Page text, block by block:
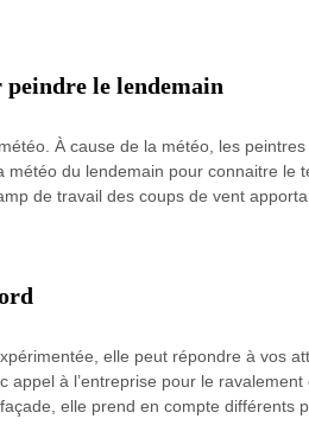
le lendemain
À cause de la météo, les
du lendemain pour connaitre le
de travail des coups de vent
elle peut répondre à vos
à l’entreprise pour le
elle prend en compte différents